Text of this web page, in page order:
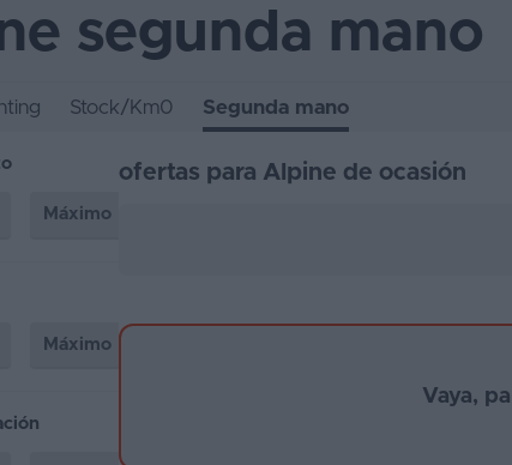
segunda mano
Stock/Km0 Segunda mano
ofertas para Alpine de ocasión
Vaya,